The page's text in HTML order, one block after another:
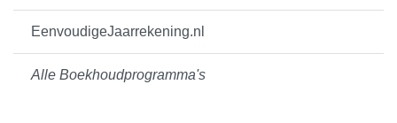
EenvoudigeJaarrekening.nl
Alle Boekhoudprogramma's